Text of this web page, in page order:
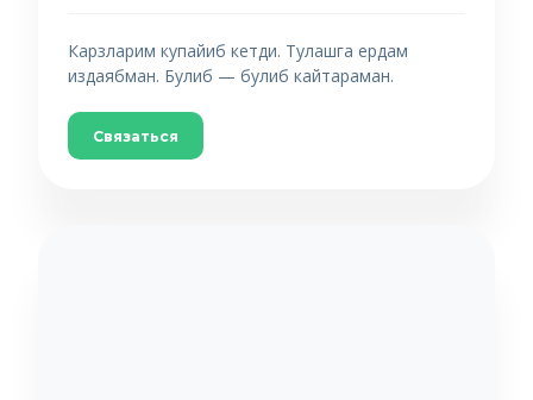
Карзларим купайиб кетди. Тулашга ердам
издаябман. Булиб — булиб кайтараман.
Связаться